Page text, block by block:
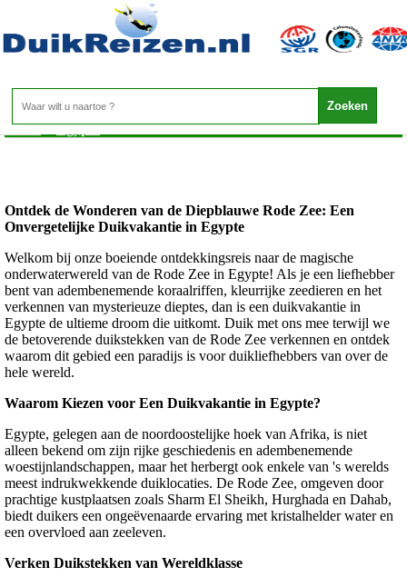
Egypte - Rode Zee
Home>Egypte>Rode Zee
Ontdek de Wonderen van de Diepblauwe Rode Zee: Een
Onvergetelijke Duikvakantie in Egypte
Welkom bij onze boeiende ontdekkingsreis naar de magische
onderwaterwereld van de Rode Zee in Egypte! Als je een liefhebber
bent van adembenemende koraalriffen, kleurrijke zeedieren en het
verkennen van mysterieuze dieptes, dan is een duikvakantie in
Egypte de ultieme droom die uitkomt. Duik met ons mee terwijl we
de betoverende duikstekken van de Rode Zee verkennen en ontdek
waarom dit gebied een paradijs is voor duikliefhebbers van over de
hele wereld.
Waarom Kiezen voor Een Duikvakantie in Egypte?
Egypte, gelegen aan de noordoostelijke hoek van Afrika, is niet
alleen bekend om zijn rijke geschiedenis en adembenemende
woestijnlandschappen, maar het herbergt ook enkele van 's werelds
meest indrukwekkende duiklocaties. De Rode Zee, omgeven door
prachtige kustplaatsen zoals Sharm El Sheikh, Hurghada en Dahab,
biedt duikers een ongeëvenaarde ervaring met kristalhelder water en
een overvloed aan zeeleven.
Verken Duikstekken van Wereldklasse